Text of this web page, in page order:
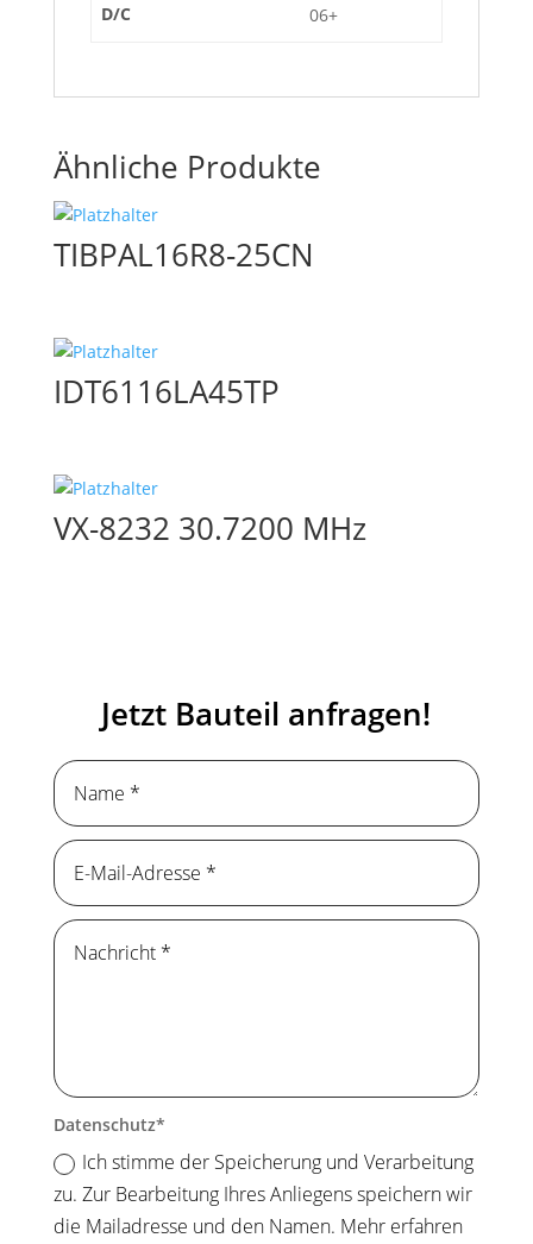
D/C 06+
Ähnliche Produkte
TIBPAL16R8-25CN
IDT6116LA45TP
VX-8232 30.7200 MHz
Jetzt Bauteil anfragen!
Datenschutz
Ich stimme der Speicherung und Verarbeitung
zu. Zur Bearbeitung Ihres Anliegens speichern wir
die Mailadresse und den Namen. Mehr erfahren